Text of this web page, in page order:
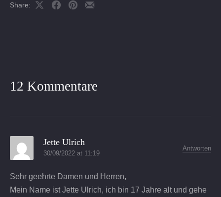
Share:
ShareShareShareShare
12 Kommentare
Jette Ulrich
30/09/2022 at 11:19
Antworten
Sehr geehrte Damen und Herren,
Mein Name ist Jette Ulrich, ich bin 17 Jahre alt und gehe